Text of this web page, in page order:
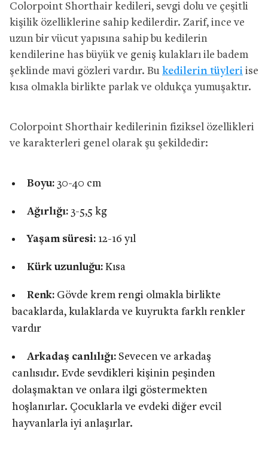
Colorpoint Shorthair kedileri, sevgi dolu ve çeşitli
kişilik özelliklerine sahip kedilerdir. Zarif, ince ve
uzun bir vücut yapısına sahip bu kedilerin
kendilerine has büyük ve geniş kulakları ile badem
şeklinde mavi gözleri vardır. Bu kedilerin tüyleri ise
kısa olmakla birlikte parlak ve oldukça yumuşaktır.
Colorpoint Shorthair kedilerinin fiziksel özellikleri
ve karakterleri genel olarak şu şekildedir:
Boyu:30-40 cm
Ağırlığı:3-5,5 kg
Yaşam süresi:12-16 yıl
Kürk uzunluğu:Kısa
Renk:Gövde krem rengi olmakla birlikte
bacaklarda, kulaklarda ve kuyrukta farklı renkler
vardır
Arkadaş canlılığı:Sevecen ve arkadaş
canlısıdır. Evde sevdikleri kişinin peşinden
dolaşmaktan ve onlara ilgi göstermekten
hoşlanırlar. Çocuklarla ve evdeki diğer evcil
hayvanlarla iyi anlaşırlar.